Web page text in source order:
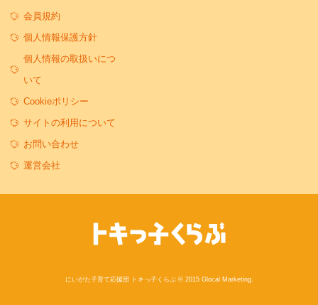
会員規約
個人情報保護方針
個人情報の取扱いにつ
いて
Cookieポリシー
サイトの利用について
お問い合わせ
運営会社
にいがた子育て応援団 トキっ子くらぶ © 2015 Glocal Marketing.